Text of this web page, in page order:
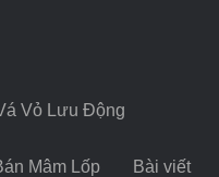
Vỏ Lưu Động
Mâm Lốp Bài viết